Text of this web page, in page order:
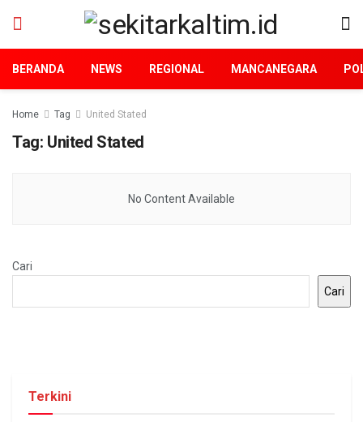
BERANDA NEWS REGIONAL MANCANEGARA
Home Tag United Stated
Tag: United Stated
No Content Available
Cari
Cari
Terkini